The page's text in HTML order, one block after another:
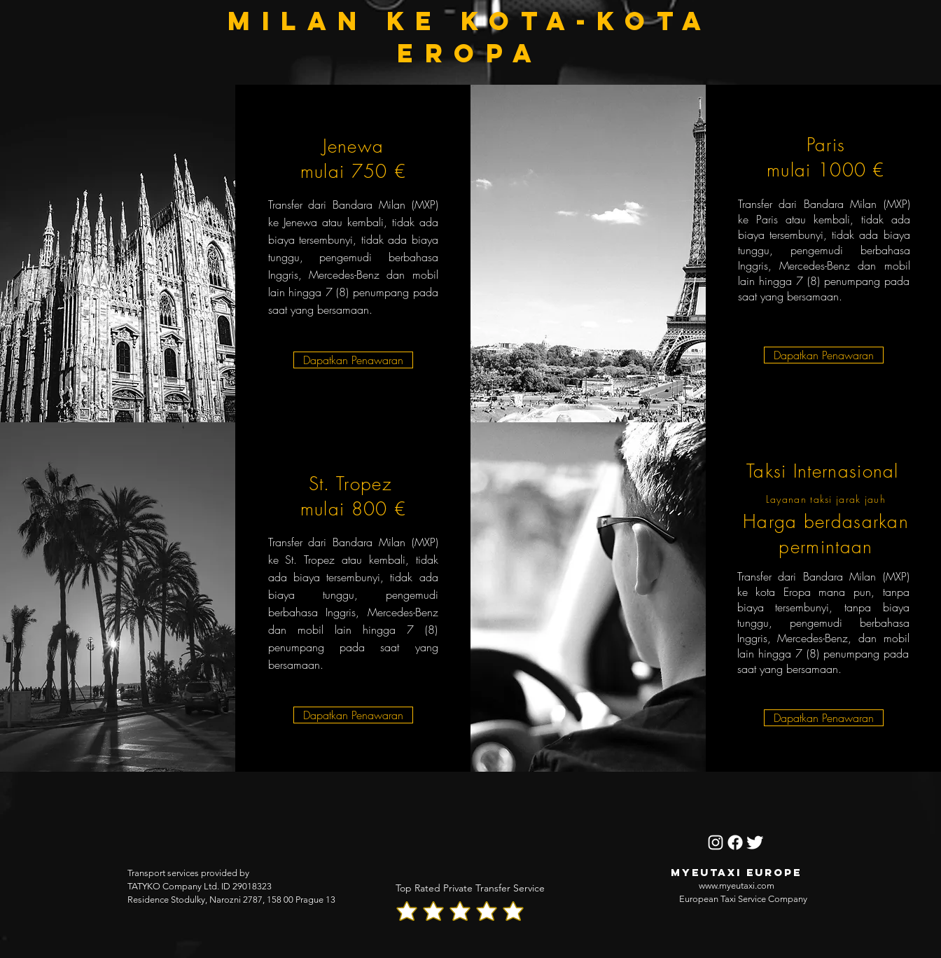
MILAN ke kota-kota
Eropa
Jenewa
mulai 750 €
Transfer dari Bandara Milan (MXP)
ke Jenewa atau kembali, tidak ada
biaya tersembunyi, tidak ada biaya
tunggu, pengemudi berbahasa
Inggris, Mercedes-Benz dan mobil
lain hingga 7 (8) penumpang pada
saat yang bersamaan.
Dapatkan Penawaran
Paris
mulai 1000 €
Transfer dari Bandara Milan (MXP)
ke Paris atau kembali, tidak ada
biaya tersembunyi, tidak ada biaya
tunggu, pengemudi berbahasa
Inggris, Mercedes-Benz dan mobil
lain hingga 7 (8) penumpang pada
saat yang bersamaan.
Dapatkan Penawaran
St. Tropez
mulai 800 €
Transfer dari Bandara Milan (MXP)
ke St. Tropez atau kembali, tidak
ada biaya tersembunyi, tidak ada
biaya tunggu, pengemudi
berbahasa Inggris, Mercedes-Benz
dan mobil lain hingga 7 (8)
penumpang pada saat yang
bersamaan.
Dapatkan Penawaran
Taksi Internasional
Layanan taksi jarak jauh
Harga berdasarkan
permintaan
Transfer dari Bandara Milan (MXP)
ke kota Eropa mana pun, tanpa
biaya tersembunyi, tanpa biaya
tunggu, pengemudi berbahasa
Inggris, Mercedes-Benz, dan mobil
lain hingga 7 (8) penumpang pada
saat yang bersamaan.
Dapatkan Penawaran
Transport services provided by
TATYKO Company Ltd. ID 29018323
Residence Stodulky, Narozni 2787, 158 00 Prague 13
Top Rated Private Transfer Service
MYEUTAXI EUROPE
www.myeutaxi.com
European Taxi Service Company​